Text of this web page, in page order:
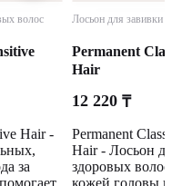
волос
Hair -
за
Лосьон для завивки
Permanent
Hair
12 220 ₸
Permanent
Hair - Лосьон
здоровых
кожей головы